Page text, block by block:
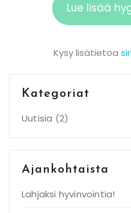
Lue lisää
Kysy lisätietoa
Kategoriat
Uutisia (2)
Ajankohtaista
Lahjaksi hyvinvointia!